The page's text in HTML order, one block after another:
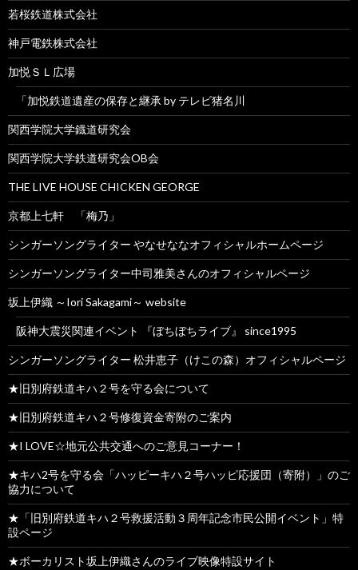
若桜鉄道株式会社
神戸電鉄株式会社
加悦ＳＬ広場
「加悦鉄道遺産の保存と継承 by テレビ猪名川
関西学院大学鐡道研究会
関西学院大学鉄道研究会OB会
THE LIVE HOUSE CHICKEN GEORGE
京都上七軒 「梅乃」
シンガーソングライター やなせななオフィシャルホームページ
シンガーソングライター中司雅美さんのオフィシャルページ
坂上伊織 ～Iori Sakagami～ website
阪神大震災関連イベント 『ぼちぼちライブ』 since1995
シンガーソングライター 松井恵子（けこの森）オフィシャルページ
★旧別府鉄道キハ２号を守る会について
★旧別府鉄道キハ２号修復資金寄附のご案内
★I LOVE☆地元公共交通へのご意見コーナー！
★キハ2号を守る会「ハッピーキハ２号ハッピ応援団（寄附）」のご
協力について
★「旧別府鉄道キハ２号救援活動３周年記念市民公開イベント」特
設ページ
★ボーカリスト坂上伊織さんのライブ映像特設サイト